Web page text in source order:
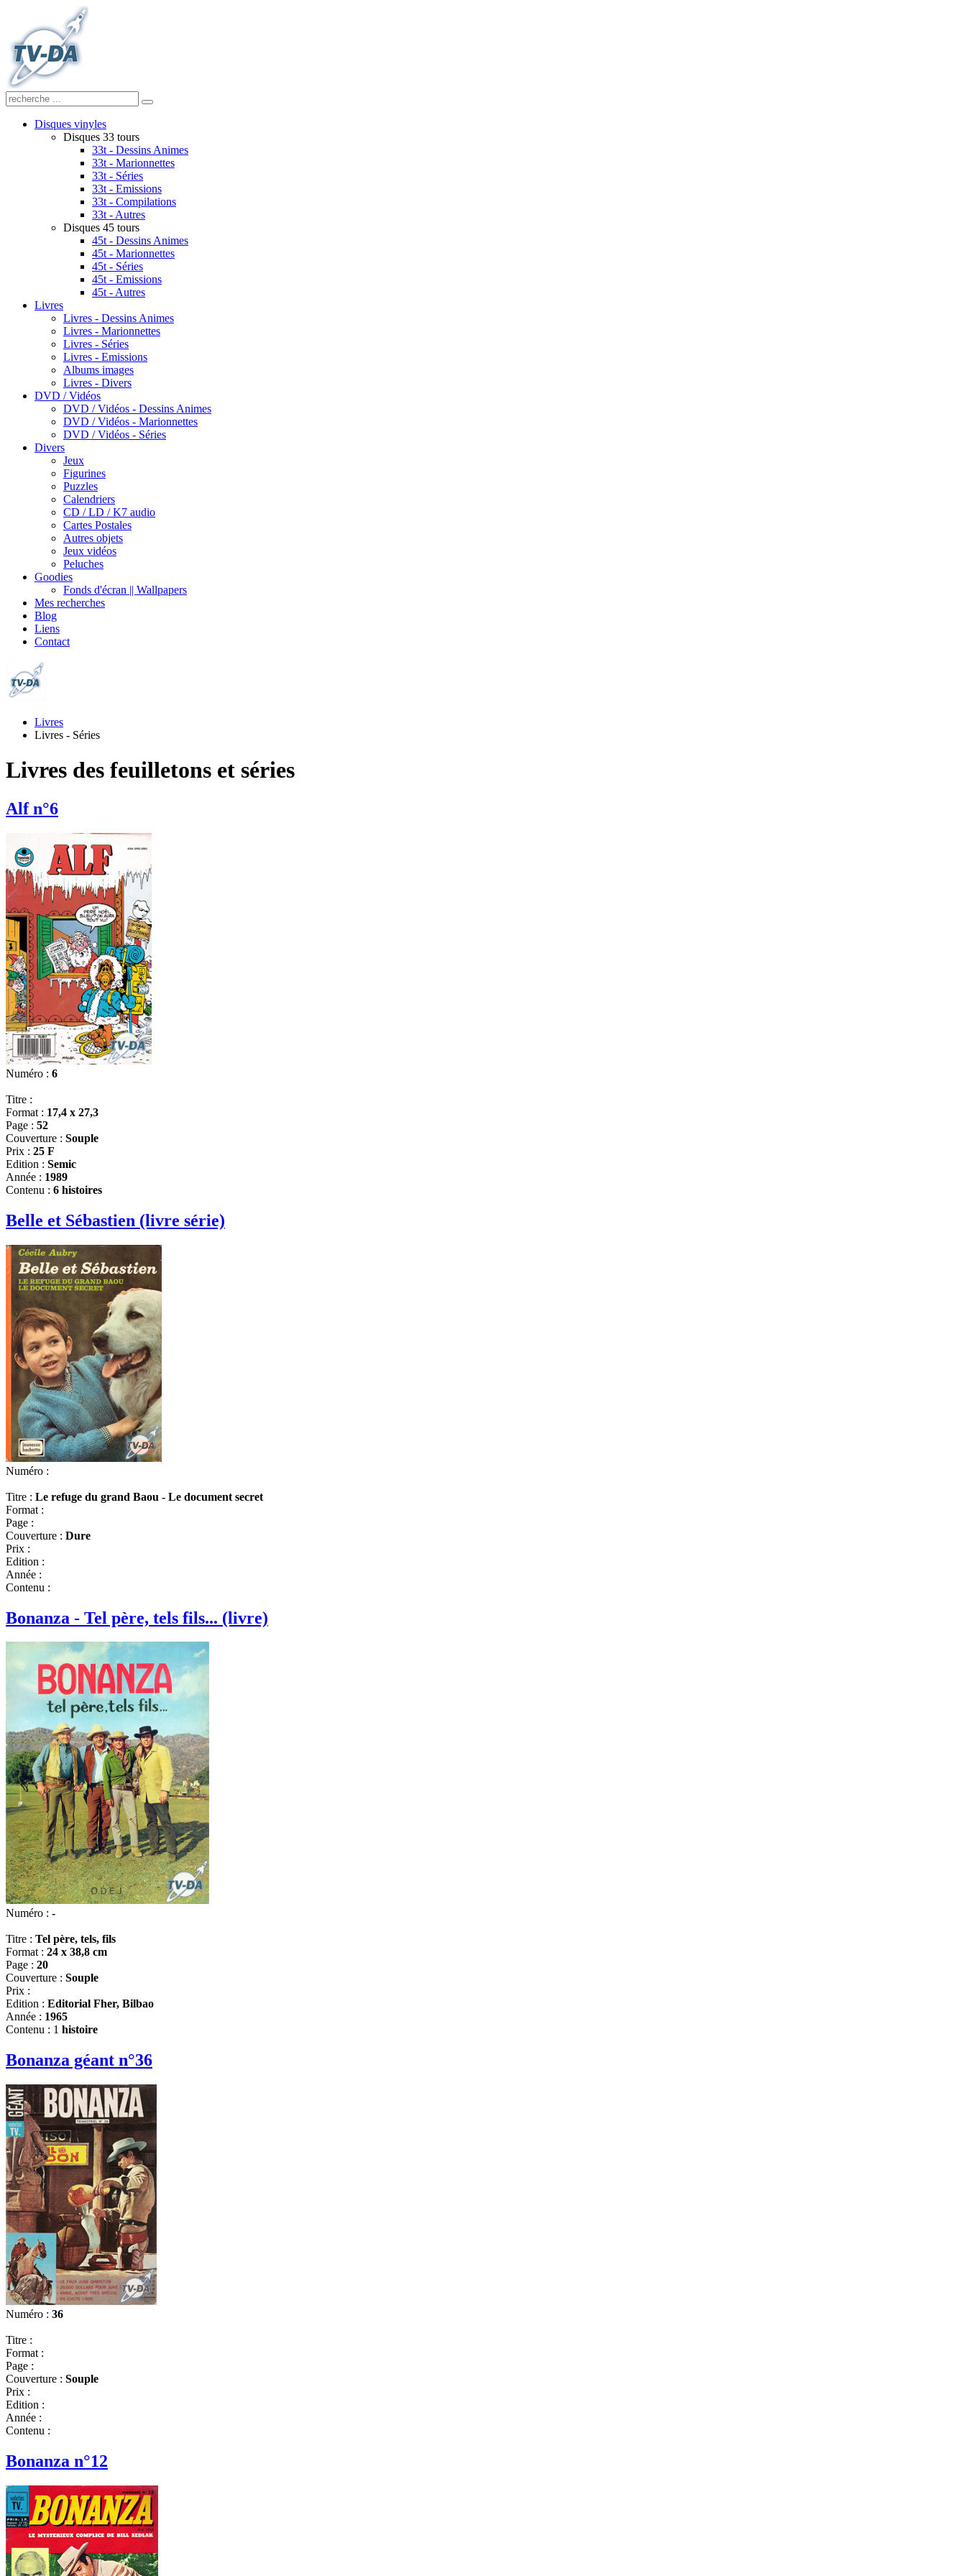
Disques vinyles
Disques 33 tours
33t - Dessins Animes
33t - Marionnettes
33t - Séries
33t - Emissions
33t - Compilations
33t - Autres
Disques 45 tours
45t - Dessins Animes
45t - Marionnettes
45t - Séries
45t - Emissions
45t - Autres
Livres
Livres - Dessins Animes
Livres - Marionnettes
Livres - Séries
Livres - Emissions
Albums images
Livres - Divers
DVD / Vidéos
DVD / Vidéos - Dessins Animes
DVD / Vidéos - Marionnettes
DVD / Vidéos - Séries
Divers
Jeux
Figurines
Puzzles
Calendriers
CD / LD / K7 audio
Cartes Postales
Autres objets
Jeux vidéos
Peluches
Goodies
Fonds d'écran || Wallpapers
Mes recherches
Blog
Liens
Contact
Livres
Livres - Séries
Livres des feuilletons et séries
Alf n°6
Numéro : 6
Titre :
Format : 17,4 x 27,3
Page : 52
Couverture : Souple
Prix : 25 F
Edition : Semic
Année : 1989
Contenu : 6 histoires
Belle et Sébastien (livre série)
Numéro :
Titre : Le refuge du grand Baou - Le document secret
Format :
Page :
Couverture : Dure
Prix :
Edition :
Année :
Contenu :
Bonanza - Tel père, tels fils... (livre)
Numéro : -
Titre : Tel père, tels, fils
Format : 24 x 38,8 cm
Page : 20
Couverture : Souple
Prix :
Edition : Editorial Fher, Bilbao
Année : 1965
Contenu : 1 histoire
Bonanza géant n°36
Numéro : 36
Titre :
Format :
Page :
Couverture : Souple
Prix :
Edition :
Année :
Contenu :
Bonanza n°12